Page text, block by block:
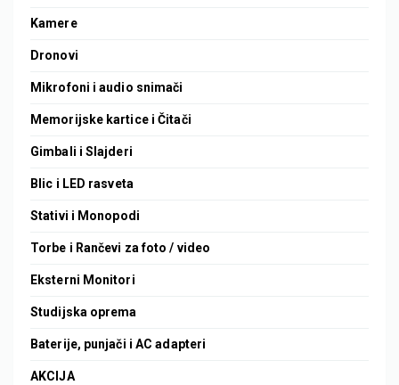
Kamere
Dronovi
Mikrofoni i audio snimači
Memorijske kartice i Čitači
Gimbali i Slajderi
Blic i LED rasveta
Stativi i Monopodi
Torbe i Rančevi za foto / video
Eksterni Monitori
Studijska oprema
Baterije, punjači i AC adapteri
AKCIJA